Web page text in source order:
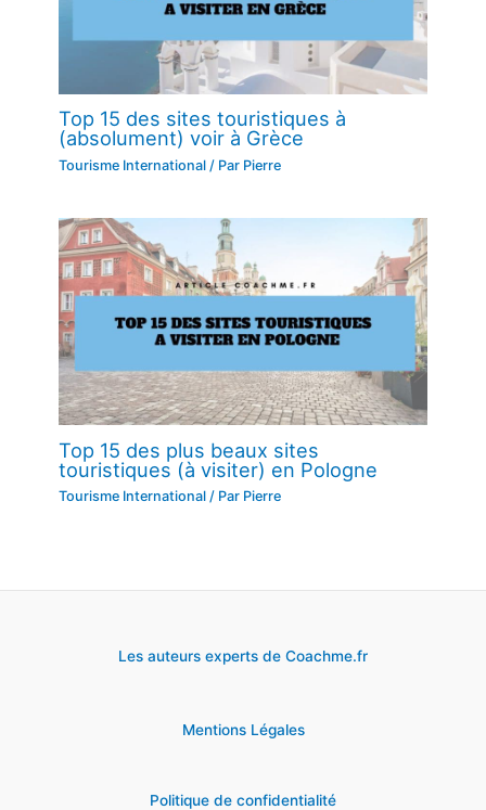
Top 15 des sites touristiques à
(absolument) voir à Grèce
Tourisme International / Par Pierre
Top 15 des plus beaux sites
touristiques (à visiter) en Pologne
Tourisme International / Par Pierre
Les auteurs experts de Coachme.fr
Mentions Légales
Politique de confidentialité